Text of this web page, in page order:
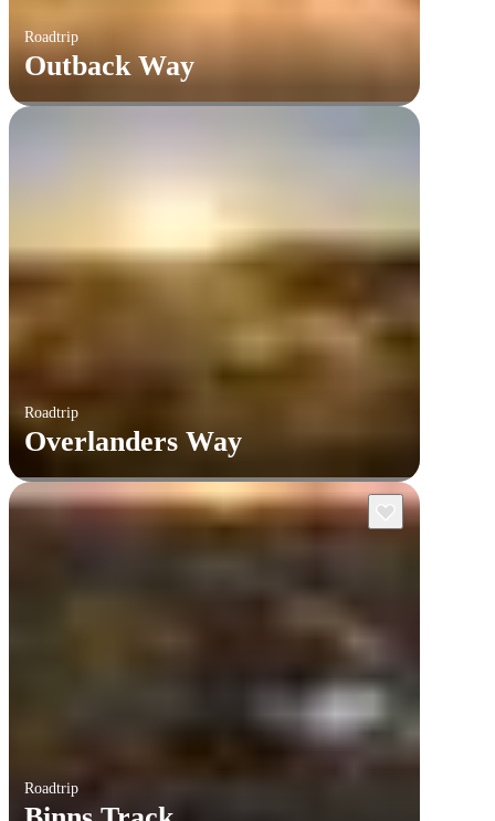
Roadtrip
Outback Way
Roadtrip
Overlanders Way
Roadtrip